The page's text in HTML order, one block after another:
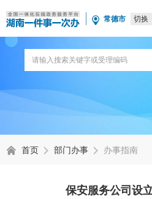
常德市 切换
首页 部门办事 办事指南
保安服务公司设